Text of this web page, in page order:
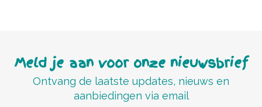
Meld je aan voor onze nieuwsbrief
Ontvang de laatste updates, nieuws en
aanbiedingen via email